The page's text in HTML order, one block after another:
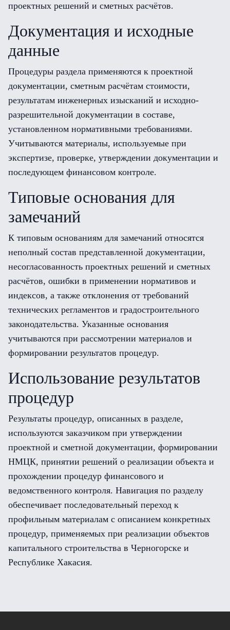
проектных решений и сметных расчётов.
Документация и исходные
данные
Процедуры раздела применяются к проектной
документации, сметным расчётам стоимости,
результатам инженерных изысканий и исходно-
разрешительной документации в составе,
установленном нормативными требованиями.
Учитываются материалы, используемые при
экспертизе, проверке, утверждении документации и
последующем финансовом контроле.
Типовые основания для
замечаний
К типовым основаниям для замечаний относятся
неполный состав представленной документации,
несогласованность проектных решений и сметных
расчётов, ошибки в применении нормативов и
индексов, а также отклонения от требований
технических регламентов и градостроительного
законодательства. Указанные основания
учитываются при рассмотрении материалов и
формировании результатов процедур.
Использование результатов
процедур
Результаты процедур, описанных в разделе,
используются заказчиком при утверждении
проектной и сметной документации, формировании
НМЦК, принятии решений о реализации объекта и
прохождении процедур финансового и
ведомственного контроля. Навигация по разделу
обеспечивает последовательный переход к
профильным материалам с описанием конкретных
процедур, применяемых при реализации объектов
капитального строительства в Черногорске и
Республике Хакасия.